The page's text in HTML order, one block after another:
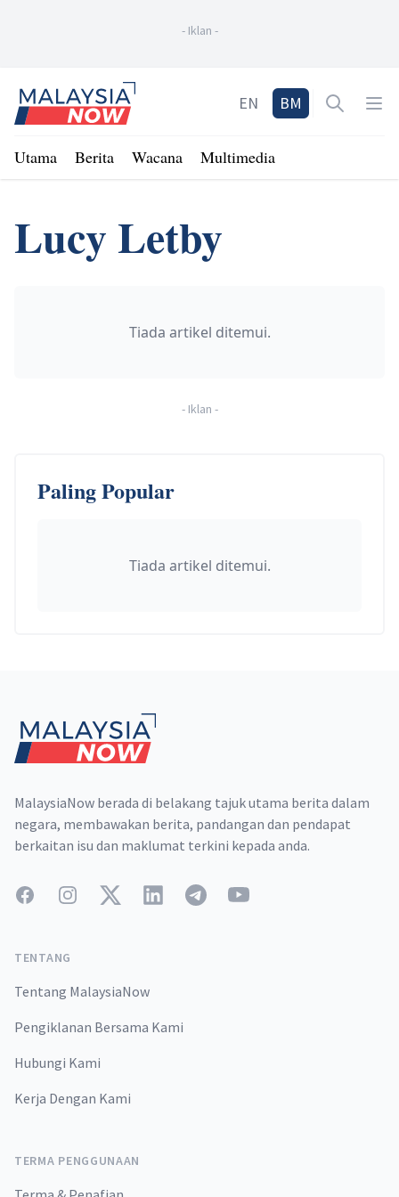
- Iklan -
Home
EN BM Open
Utama Berita Wacana Multimedia
Lucy Letby
Tiada artikel ditemui.
- Iklan -
Paling Popular
Tiada artikel ditemui.
MalaysiaNow berada di belakang tajuk utama berita dalam
negara, membawakan berita, pandangan dan pendapat
berkaitan isu dan maklumat terkini kepada anda.
FacebookInstagramTwitterLinkedInTelegramYouTube
TENTANG
Tentang MalaysiaNow
Pengiklanan Bersama Kami
Hubungi Kami
Kerja Dengan Kami
TERMA PENGGUNAAN